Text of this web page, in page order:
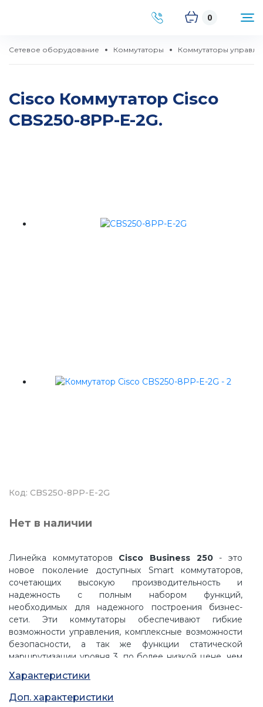
0
Сетевое оборудование Коммутаторы Коммутаторы
Cisco Коммутатор Cisco
CBS250-8PP-E-2G.
Код: CBS250-8PP-E-2G
Нет в наличии
Линейка коммутаторов Cisco Business 250- это
новое поколение доступных Smart коммутаторов,
сочетающих высокую производительность и
надежность с полным набором функций,
необходимых для надежного построения бизнес-
сети. Эти коммутаторы обеспечивают гибкие
возможности управления, комплексные возможности
безопасности, а так же функции статической
маршрутизации уровня 3, по более низкой цене, чем
надежное решение для совместного доступа к
онлайн-ресурсам и подключения компьютеров,
Характеристики
Доп. характеристики